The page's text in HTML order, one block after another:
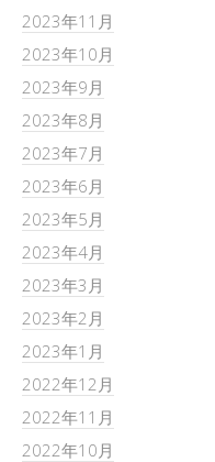
2023年11月
2023年10月
2023年9月
2023年8月
2023年7月
2023年6月
2023年5月
2023年4月
2023年3月
2023年2月
2023年1月
2022年12月
2022年11月
2022年10月